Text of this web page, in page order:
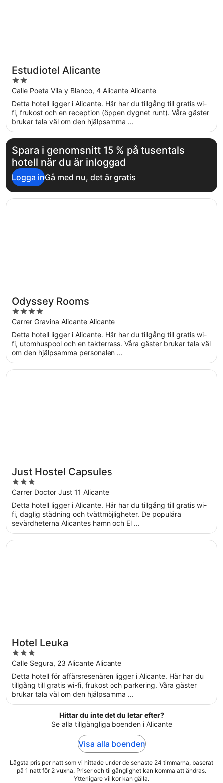
Estudiotel Alicante
2
out
of
5
Calle Poeta Vila y Blanco, 4 Alicante Alicante
Detta hotell ligger i Alicante. Här har du tillgång till gratis wi-
fi, frukost och en reception (öppen dygnet runt). Våra gäster
brukar tala väl om den hjälpsamma ...
Spara i genomsnitt 15 % på tusentals
hotell när du är inloggad
Logga inGå med nu, det är gratis
Odyssey Rooms
4
out
of
5
Carrer Gravina Alicante Alicante
Detta hotell ligger i Alicante. Här har du tillgång till gratis wi-
fi, utomhuspool och en takterrass. Våra gäster brukar tala väl
om den hjälpsamma personalen ...
Öppnas i ett nytt fönster
Odyssey Rooms
Just Hostel Capsules
3
out
of
5
Carrer Doctor Just 11 Alicante
Detta hotell ligger i Alicante. Här har du tillgång till gratis wi-
fi, daglig städning och tvättmöjligheter. De populära
sevärdheterna Alicantes hamn och El ...
Öppnas i ett nytt fönster
Just Hostel Capsules
Hotel Leuka
3
out
of
5
Calle Segura, 23 Alicante Alicante
Detta hotell för affärsresenären ligger i Alicante. Här har du
tillgång till gratis wi-fi, frukost och parkering. Våra gäster
brukar tala väl om den hjälpsamma ...
Öppnas i ett nytt fönster
Hotel Leuka
Hittar du inte det du letar efter?
Se alla tillgängliga boenden i Alicante
Visa alla boenden
Lägsta pris per natt som vi hittade under de senaste 24 timmarna, baserat
på 1 natt för 2 vuxna. Priser och tillgänglighet kan komma att ändras.
Ytterligare villkor kan gälla.